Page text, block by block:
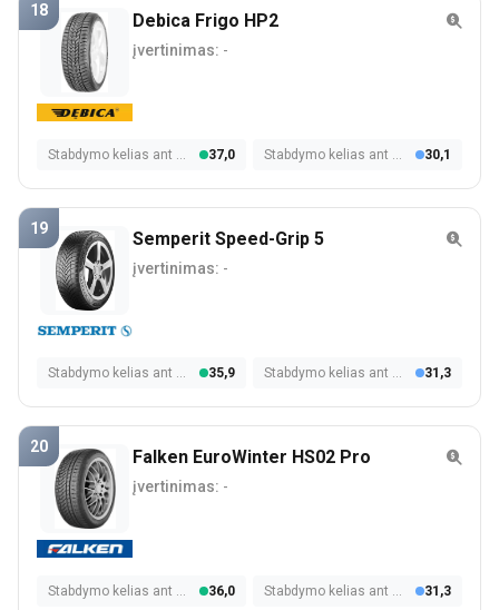
18 Debica Frigo HP2
įvertinimas: -
Stabdymo kelias ant šlapios dangos 37,0 Stabdymo kelias ant sniego 30,1
19 Semperit Speed-Grip 5
įvertinimas: -
Stabdymo kelias ant šlapios dangos 35,9 Stabdymo kelias ant sniego 31,3
20 Falken EuroWinter HS02 Pro
įvertinimas: -
Stabdymo kelias ant šlapios dangos 36,0 Stabdymo kelias ant sniego 31,3